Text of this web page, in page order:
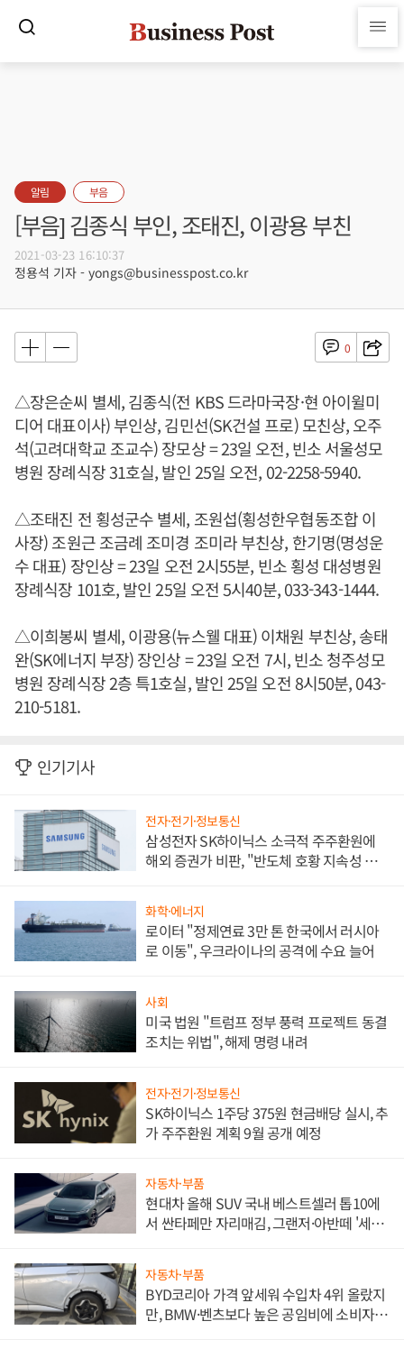
알림 부음
[부음] 김종식 부인, 조태진, 이광용 부친
2021-03-23 16:10:37
정용석 기자 - yongs@businesspost.co.kr
0
△장은순씨 별세, 김종식(전 KBS 드라마국장·현 아이윌미
디어 대표이사) 부인상, 김민선(SK건설 프로) 모친상, 오주
석(고려대학교 조교수) 장모상 = 23일 오전, 빈소 서울성모
병원 장례식장 31호실, 발인 25일 오전, 02-2258-5940.
△조태진 전 횡성군수 별세, 조원섭(횡성한우협동조합 이
사장) 조원근 조금례 조미경 조미라 부친상, 한기명(명성운
수 대표) 장인상 = 23일 오전 2시55분, 빈소 횡성 대성병원
장례식장 101호, 발인 25일 오전 5시40분, 033-343-1444.
△이희봉씨 별세, 이광용(뉴스웰 대표) 이채원 부친상, 송태
완(SK에너지 부장) 장인상 = 23일 오전 7시, 빈소 청주성모
병원 장례식장 2층 특1호실, 발인 25일 오전 8시50분, 043-
210-5181.
인기기사
전자·전기·정보통신
삼성전자 SK하이닉스 소극적 주주환원에
해외 증권가 비판, "반도체 호황 지속성 의
화학·에너지
로이터 "정제연료 3만 톤 한국에서 러시아
로 이동", 우크라이나의 공격에 수요 늘어
사회
미국 법원 "트럼프 정부 풍력 프로젝트 동결
조치는 위법", 해제 명령 내려
전자·전기·정보통신
SK하이닉스 1주당 375원 현금배당 실시, 추
가 주주환원 계획 9월 공개 예정
자동차·부품
현대차 올해 SUV 국내 베스트셀러 톱10에
서 싼타페만 자리매김, 그랜저·아반떼 '세단
자동차·부품
BYD코리아 가격 앞세워 수입차 4위 올랐지
만, BMW·벤츠보다 높은 공임비에 소비자